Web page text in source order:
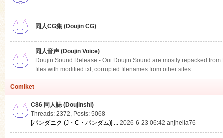
同人CG集 (Doujin CG)
同人音声 (Doujin Voice)
Doujin Sound Release - Our Doujin Sound are mostly repacked
files with modified txt, corrupted filenames from other sites.
Comiket
C86 同人誌 (Doujinshi)
Threads: 2372, Posts: 5068
[パンダニク (J・C・パンダム)] ... 2026-6-23 06:42 anjhella76